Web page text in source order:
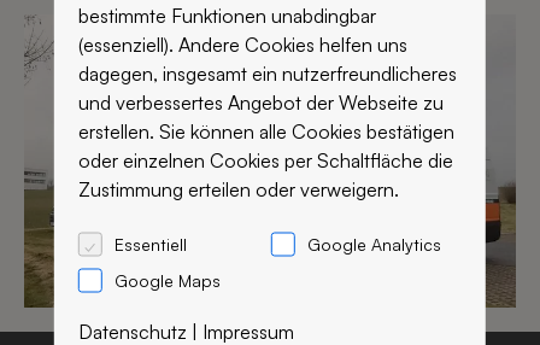
bestimmte Funktionen unabdingbar
(essenziell). Andere Cookies helfen uns
dagegen, insgesamt ein nutzerfreundlicheres
und verbessertes Angebot der Webseite zu
erstellen. Sie können alle Cookies bestätigen
oder einzelnen Cookies per Schaltfläche die
Zustimmung erteilen oder verweigern.
Essentiell
Google Analytics
Google Maps
Datenschutz | Impressum